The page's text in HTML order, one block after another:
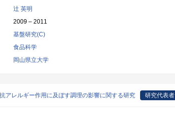
辻 英明
2009 – 2011
基盤研究(C)
食品科学
岡山県立大学
アレルギー作用に及ぼす調理の影響に関する研究 研究代表者